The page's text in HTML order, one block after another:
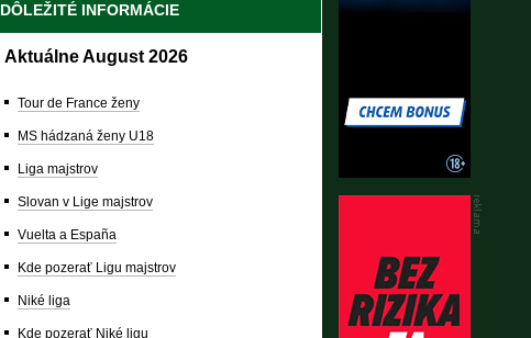
DÔLEŽITÉ INFORMÁCIE
Aktuálne August 2026
Tour de France ženy
MS hádzaná ženy U18
Liga majstrov
Slovan v Lige majstrov
Vuelta a España
Kde pozerať Ligu majstrov
Niké liga
Kde pozerať Niké ligu